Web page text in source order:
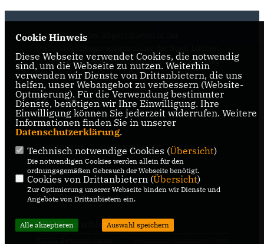
Internetseite des Abgeordneten in der
(Spreewald) sowie des Abgeordneten im Kreistag
Dahme-Spreewald
IMPRESSUM DATENSCHUTZ KONTAKT
CDU Dahme-Spreewald
CDU Brandenburg
CDU Deutschlands
Cookie Hinweis
Diese Webseite verwendet Cookies, die notwendig
sind, um die Webseite zu nutzen. Weiterhin
verwenden wir Dienste von Drittanbietern, die uns
helfen, unser Webangebot zu verbessern (Website-
Optmierung). Für die Verwendung bestimmter
Dienste, benötigen wir Ihre Einwilligung. Ihre
Einwilligung können Sie jederzeit widerrufen. Weitere
Informationen finden Sie in unserer
Datenschutzerklärung.
Technisch notwendige Cookies (Übersicht)
Die notwendigen Cookies werden allein für den
ordnungsgemäßen Gebrauch der Webseite benötigt.
Cookies von Drittanbietern (Übersicht)
Zur Optimierung unserer Webseite binden wir Dienste und
Angebote von Drittanbietern ein.
Alle akzeptieren Auswahl speichern